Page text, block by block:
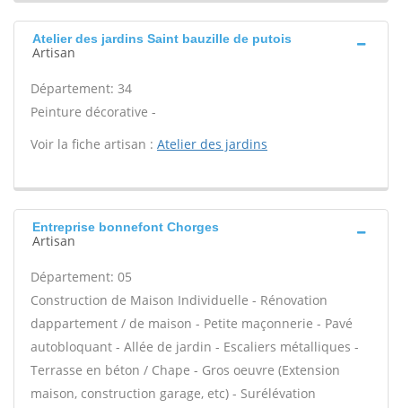
Atelier des jardins Saint bauzille de putois
Artisan
Département: 34
Peinture décorative -
Voir la fiche artisan : Atelier des jardins
Entreprise bonnefont Chorges
Artisan
Département: 05
Construction de Maison Individuelle - Rénovation
dappartement / de maison - Petite maçonnerie - Pavé
autobloquant - Allée de jardin - Escaliers métalliques -
Terrasse en béton / Chape - Gros oeuvre (Extension
maison, construction garage, etc) - Surélévation